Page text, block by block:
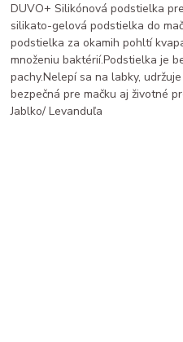
DUVO+ Silikónová podstielka
silikato-gelová podstielka do
podstielka za okamih pohltí
množeniu baktérií.Podstielka je
pachy.Nelepí sa na labky,
bezpečná pre mačku aj životné
Jablko/ Levanduľa